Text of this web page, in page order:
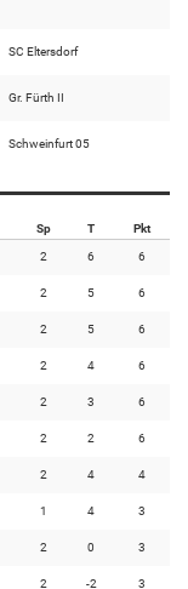
SC Eltersdorf
Gr. Fürth II
Schweinfurt 05
Sp T Pkt
2 6 6
2 5 6
2 5 6
2 4 6
2 3 6
2 2 6
2 4 4
1 4 3
2 0 3
2 -2 3